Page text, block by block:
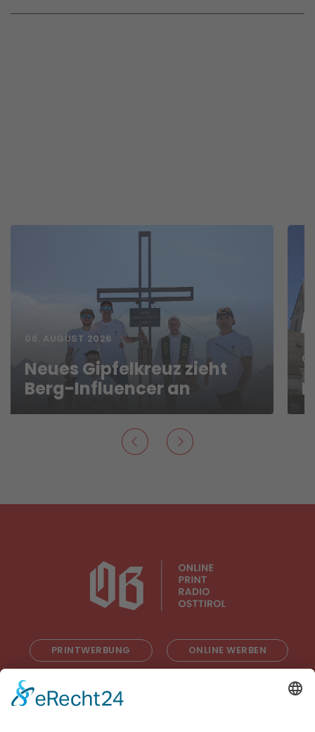
06. AUGUST 2026
Neues Gipfelkreuz zieht
Berg-Influencer an
PRINTWERBUNG ONLINE WERBEN